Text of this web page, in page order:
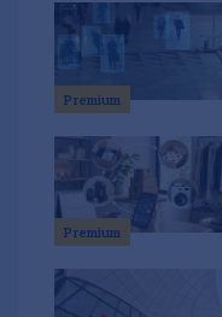
Premium
Premium